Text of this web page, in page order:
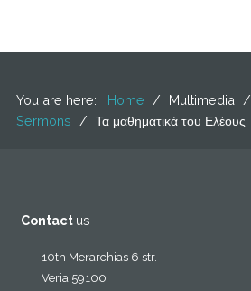
You are here: Home / Multimedia /
Sermons / Τα μαθηματικά του Ελέους
Contact us
10th Merarchias 6 str.
Veria 59100